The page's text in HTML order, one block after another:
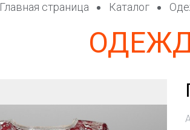
Главная страница Каталог